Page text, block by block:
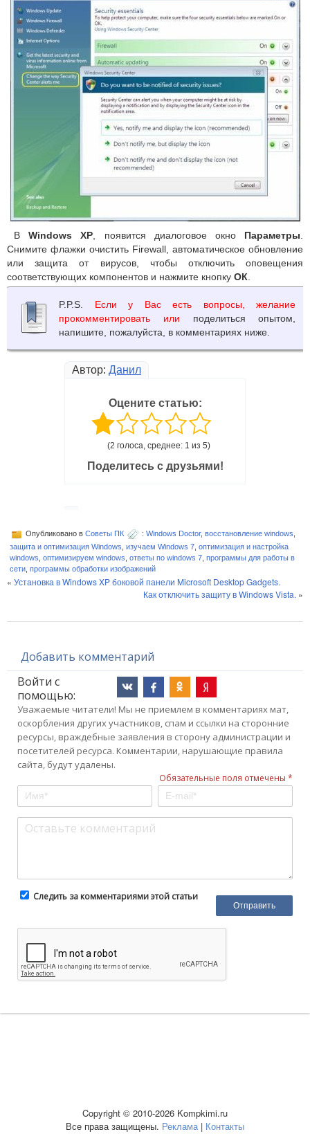
ВWindows XP , появится диалоговое окно Параметры
Снимите флажки очистить Firewall, автоматическое обновление
или защита от вирусов, чтобы отключить оповещения
соответствующих компонентов и нажмите кнопку ОК
P.P.S. Если у Вас есть вопросы, желание
прокомментировать или поделиться опытом,
напишите, пожалуйста, в комментариях ниже.
Автор: Данил
Оцените статью:
(2 голоса, среднее: 1 из 5)
Поделитесь с друзьями!
Опубликовано в Советы ПК : Windows Doctor, восстановление windows
защита и оптимизация Windows изучаем Windows 7 оптимизация и настройка
windows оптимизируем windows ответы по windows 7 программы для работы в
сети программы обработки изображений
« Установка в Windows XP боковой панели Microsoft Desktop Gadgets.
Как отключить защиту в Windows Vista. »
Добавить комментарий
Войти с
помощью:
Уважаемые читатели! Мы не приемлем в комментариях мат,
оскорбления других участников, спам и ссылки на сторонние
ресурсы, враждебные заявления в сторону администрации и
посетителей ресурса. Комментарии, нарушающие правила
сайта, будут удалены.
Обязательные поля отмечены *
Следить за комментариями этой статьи
Copyright © 2010-2026 Kompkimi.ru
Все права защищены. Реклама| Контакты